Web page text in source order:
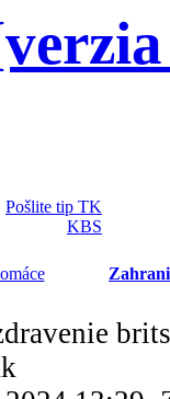
Pošlite tip TK
KBS